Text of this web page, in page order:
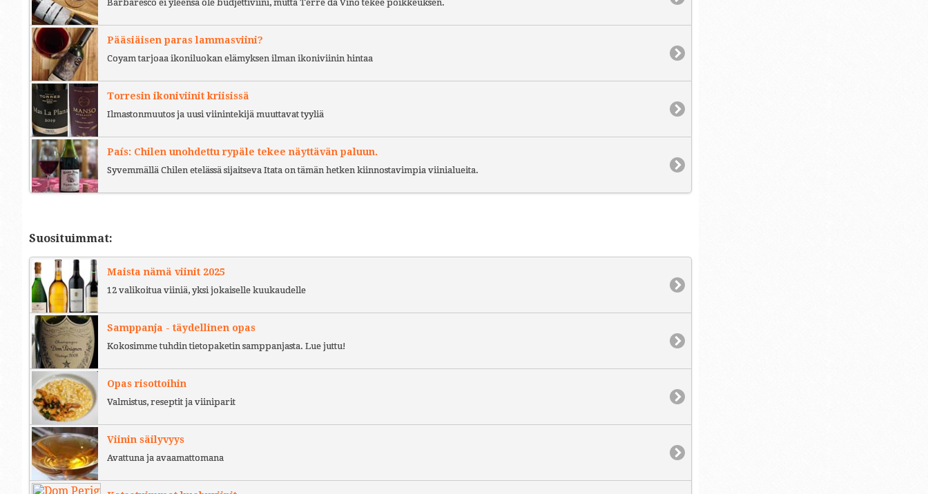
Barbaresco ei yleensä ole budjettiviini, mutta Terre da Vino tekee poikkeuksen.
Pääsiäisen paras lammasviini?
Coyam tarjoaa ikoniluokan elämyksen ilman ikoniviinin hintaa
Torresin ikoniviinit kriisissä
Ilmastonmuutos ja uusi viinintekijä muuttavat tyyliä
País: Chilen unohdettu rypäle tekee näyttävän paluun.
Syvemmällä Chilen etelässä sijaitseva Itata on tämän hetken kiinnostavimpia viinialueita.
Suosituimmat:
Maista nämä viinit 2025
12 valikoitua viiniä, yksi jokaiselle kuukaudelle
Samppanja - täydellinen opas
Kokosimme tuhdin tietopaketin samppanjasta. Lue juttu!
Opas risottoihin
Valmistus, reseptit ja viiniparit
Viinin säilyvyys
Avattuna ja avaamattomana